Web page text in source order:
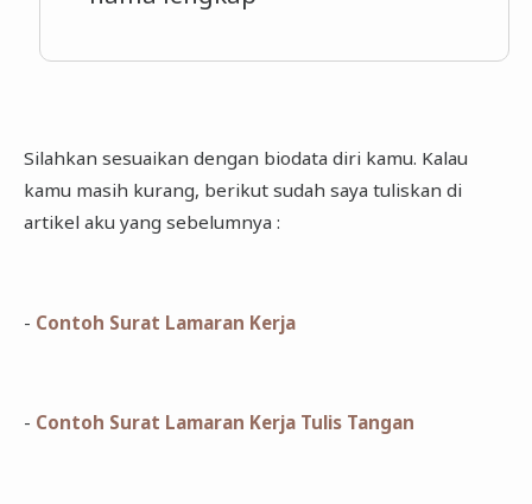
Silahkan sesuaikan dengan biodata diri kamu. Kalau
kamu masih kurang, berikut sudah saya tuliskan di
artikel aku yang sebelumnya :
- Contoh Surat Lamaran Kerja
- Contoh Surat Lamaran Kerja Tulis Tangan